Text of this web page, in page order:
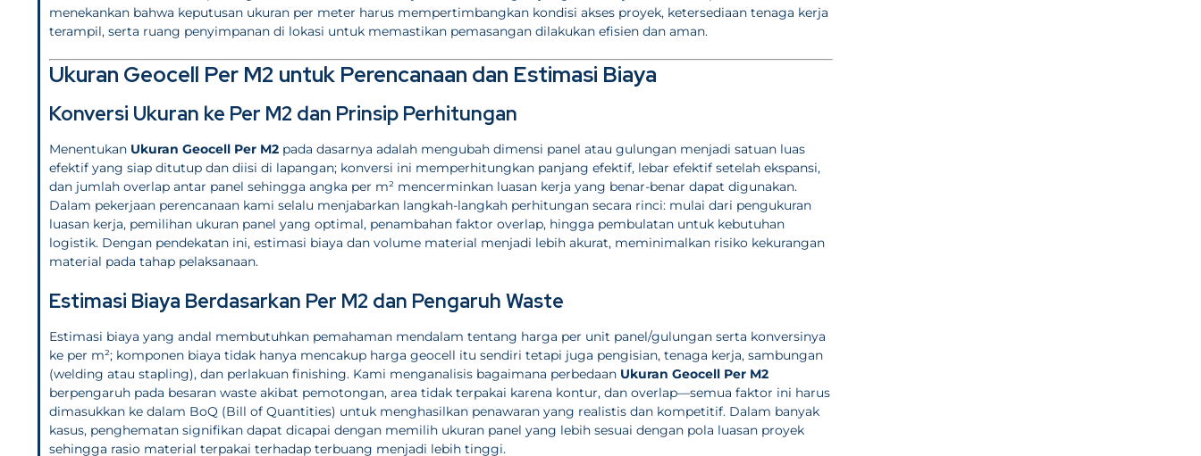
menekankan bahwa keputusan ukuran per meter harus mempertimbangkan kondisi akses proyek, ketersediaan tenaga kerja
terampil, serta ruang penyimpanan di lokasi untuk memastikan pemasangan dilakukan efisien dan aman.
Ukuran Geocell Per M2 untuk Perencanaan dan Estimasi Biaya
Konversi Ukuran ke Per M2 dan Prinsip Perhitungan
Menentukan Ukuran Geocell Per M2 pada dasarnya adalah mengubah dimensi panel atau gulungan menjadi satuan luas
efektif yang siap ditutup dan diisi di lapangan; konversi ini memperhitungkan panjang efektif, lebar efektif setelah ekspansi,
dan jumlah overlap antar panel sehingga angka per m² mencerminkan luasan kerja yang benar-benar dapat digunakan.
Dalam pekerjaan perencanaan kami selalu menjabarkan langkah-langkah perhitungan secara rinci: mulai dari pengukuran
luasan kerja, pemilihan ukuran panel yang optimal, penambahan faktor overlap, hingga pembulatan untuk kebutuhan
logistik. Dengan pendekatan ini, estimasi biaya dan volume material menjadi lebih akurat, meminimalkan risiko kekurangan
material pada tahap pelaksanaan.
Estimasi Biaya Berdasarkan Per M2 dan Pengaruh Waste
Estimasi biaya yang andal membutuhkan pemahaman mendalam tentang harga per unit panel/gulungan serta konversinya
ke per m²; komponen biaya tidak hanya mencakup harga geocell itu sendiri tetapi juga pengisian, tenaga kerja, sambungan
(welding atau stapling), dan perlakuan finishing. Kami menganalisis bagaimana perbedaan Ukuran Geocell Per M2
berpengaruh pada besaran waste akibat pemotongan, area tidak terpakai karena kontur, dan overlap—semua faktor ini harus
dimasukkan ke dalam BoQ (Bill of Quantities) untuk menghasilkan penawaran yang realistis dan kompetitif. Dalam banyak
kasus, penghematan signifikan dapat dicapai dengan memilih ukuran panel yang lebih sesuai dengan pola luasan proyek
sehingga rasio material terpakai terhadap terbuang menjadi lebih tinggi.